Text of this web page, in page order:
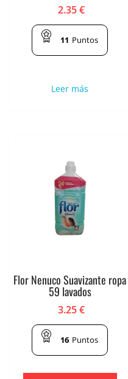
2.35€
11 Puntos
Leer más
Flor Nenuco Suavizante ropa
59 lavados
3.25€
16 Puntos